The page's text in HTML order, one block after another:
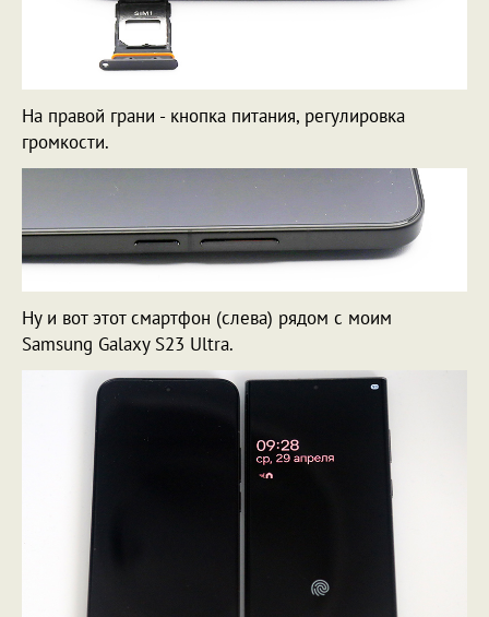
На правой грани - кнопка питания, регулировка
громкости.
Ну и вот этот смартфон (слева) рядом с моим
Samsung Galaxy S23 Ultra.